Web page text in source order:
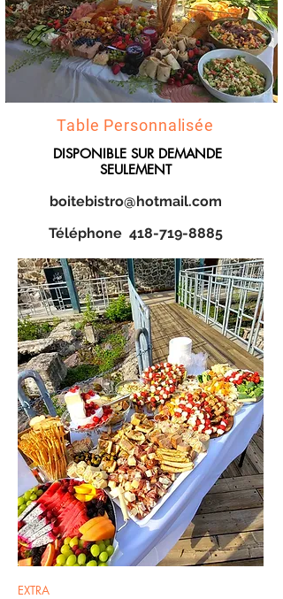
Table Personnalisée
DISPONIBLE SUR DEMANDE
SEULEMENT
boitebistro@hotmail.com
Téléphone 418-719-8885
EXTRA